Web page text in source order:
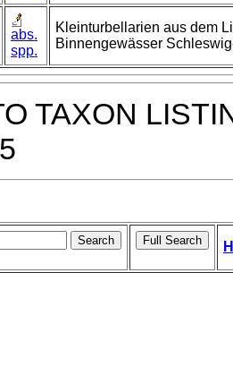
abs.
spp.
Kleinturbellarien aus dem
Binnengewässer
TAXON